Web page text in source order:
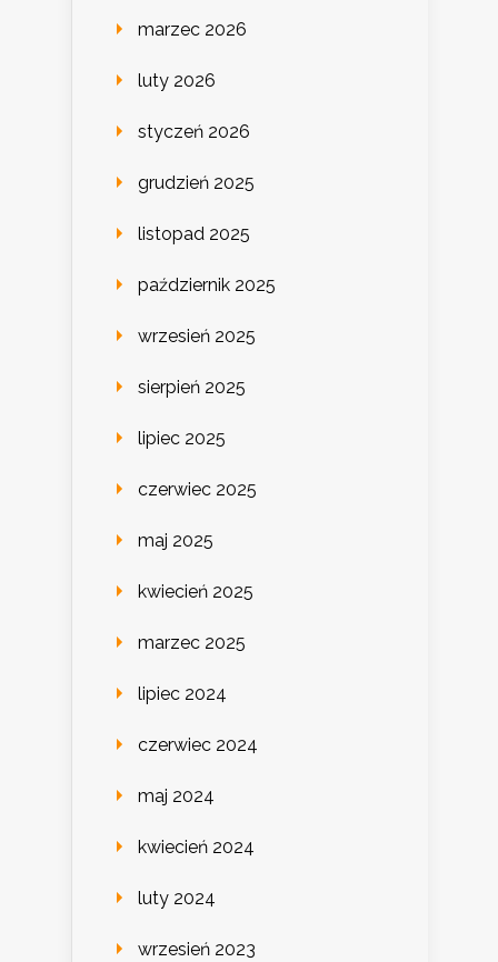
marzec 2026
luty 2026
styczeń 2026
grudzień 2025
listopad 2025
październik 2025
wrzesień 2025
sierpień 2025
lipiec 2025
czerwiec 2025
maj 2025
kwiecień 2025
marzec 2025
lipiec 2024
czerwiec 2024
maj 2024
kwiecień 2024
luty 2024
wrzesień 2023